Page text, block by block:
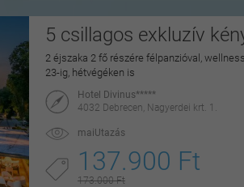
5 csillagos exkluzív
2 éjszaka 2 fő részére félpanzióval,
23-ig, hétvégéken is
Hotel Divinus*****
4032 Debrecen, Nagyerdei krt. 1.
maiUtazás
137.900 Ft
173.000 Ft